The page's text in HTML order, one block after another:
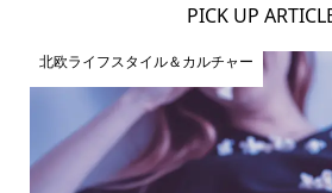
PICK UP
北欧ライフスタイル＆カルチャー